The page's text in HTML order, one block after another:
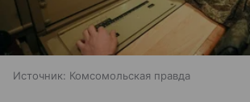
Источник: Комсомольская правда